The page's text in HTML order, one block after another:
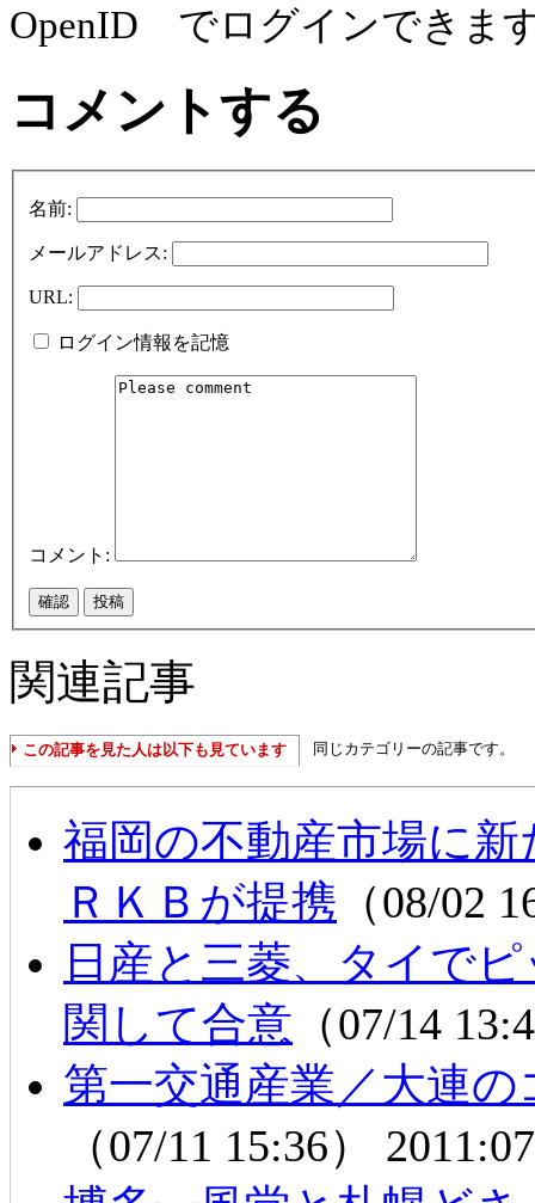
OpenID でログインできま
コメントする
名前:
メールアドレス:
URL:
ログイン情報を記憶
コメント:
関連記事
この記事を見た人は以下も見ています 同じカテゴリーの記事です。
福岡の不動産市場に
ＲＫＢが提携 （08/02
日産と三菱、タイで
関して合意 （07/14
第一交通産業／大連
（07/11 15:36）